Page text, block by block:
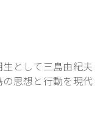
として三島由紀夫
思想と行動を現代